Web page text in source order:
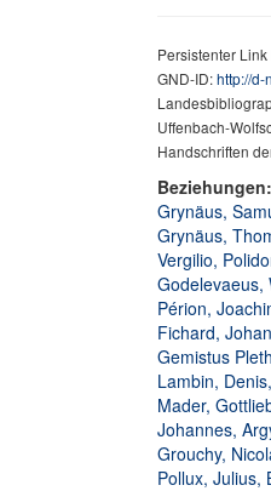
Persistenter
GND-ID:http://d-
Uffenbach-
Handschriften
Beziehungen:
Grynäus,
Grynäus,
Vergilio,
Godelevaeus,
Périon,
Fichard,
Gemistus
Lambin,
Mader,
Johannes,
Grouchy,
Pollux, Julius,